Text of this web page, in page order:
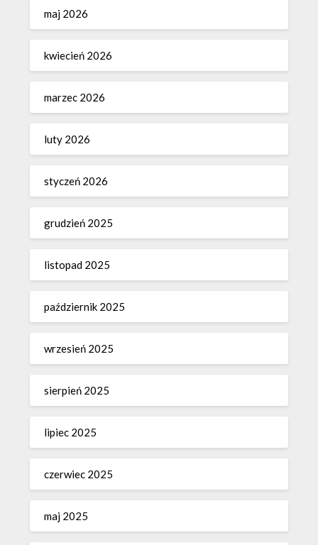
maj 2026
kwiecień 2026
marzec 2026
luty 2026
styczeń 2026
grudzień 2025
listopad 2025
październik 2025
wrzesień 2025
sierpień 2025
lipiec 2025
czerwiec 2025
maj 2025